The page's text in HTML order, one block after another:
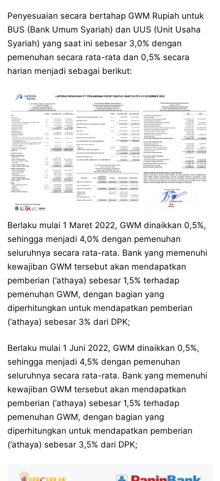
Penyesuaian secara bertahap GWM Rupiah untuk
BUS (Bank Umum Syariah) dan UUS (Unit Usaha
Syariah) yang saat ini sebesar 3,0% dengan
pemenuhan secara rata-rata dan 0,5% secara
harian menjadi sebagai berikut:
Berlaku mulai 1 Maret 2022, GWM dinaikkan 0,5%,
sehingga menjadi 4,0% dengan pemenuhan
seluruhnya secara rata-rata. Bank yang memenuhi
kewajiban GWM tersebut akan mendapatkan
pemberian (‘athaya) sebesar 1,5% terhadap
pemenuhan GWM, dengan bagian yang
diperhitungkan untuk mendapatkan pemberian
(‘athaya) sebesar 3% dari DPK;
Berlaku mulai 1 Juni 2022, GWM dinaikkan 0,5%,
sehingga menjadi 4,5% dengan pemenuhan
seluruhnya secara rata-rata. Bank yang memenuhi
kewajiban GWM tersebut akan mendapatkan
pemberian (‘athaya) sebesar 1,5% terhadap
pemenuhan GWM, dengan bagian yang
diperhitungkan untuk mendapatkan pemberian
(‘athaya) sebesar 3,5% dari DPK;